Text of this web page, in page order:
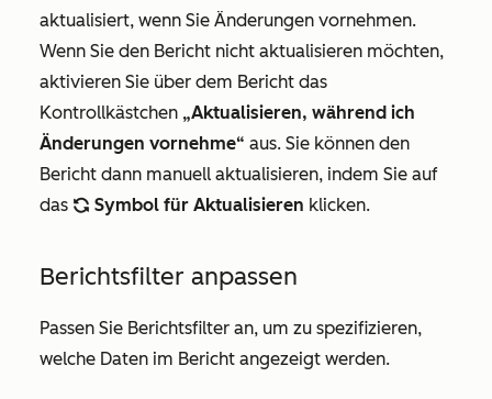
aktualisiert, wenn Sie Änderungen vornehmen.
Wenn Sie den Bericht nicht aktualisieren möchten,
aktivieren Sie über dem Bericht das
Kontrollkästchen „Aktualisieren, während ich
Änderungen vornehme“ aus. Sie können den
Bericht dann manuell aktualisieren, indem Sie auf
das refresh Symbol für Aktualisieren klicken.
Berichtsfilter anpassen
Passen Sie Berichtsfilter an, um zu spezifizieren,
welche Daten im Bericht angezeigt werden.